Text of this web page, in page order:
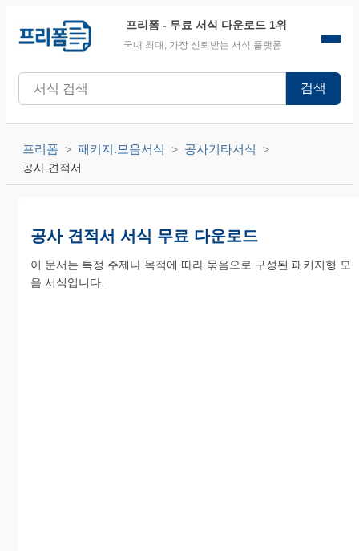
프리폼 - 무료 서식 다운로드 1위
국내 최대, 가장 신뢰받는 서식 플랫폼
검색
프리폼 패키지.모음서식 공사기타서식
공사 견적서
공사 견적서 서식 무료 다운로드
이 문서는 특정 주제나 목적에 따라 묶음으로 구성된 패키지형 모
음 서식입니다.